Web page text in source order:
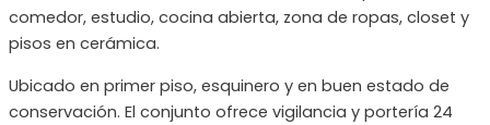
comedor, estudio, cocina abierta, zona de ropas, closet y
pisos en cerámica.
Ubicado en primer piso, esquinero y en buen estado de
conservación. El conjunto ofrece vigilancia y portería 24